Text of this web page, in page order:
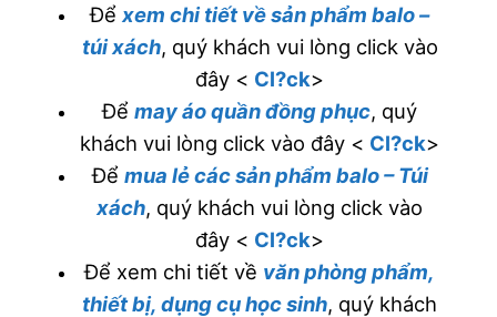
Đểxem chi tiết về sản phẩm balo –
túi xách, quý khách vui lòng click vào
đây < Cl?ck>
Đểmay áo quần đồng phục, quý
khách vui lòng click vào đây < Cl?ck>
Để mua lẻ các sản phẩm balo – Túi
xách, quý khách vui lòng click vào
đây < Cl?ck>
Để xem chi tiết về văn phòng phẩm,
thiết bị, dụng cụ học sinh, quý khách